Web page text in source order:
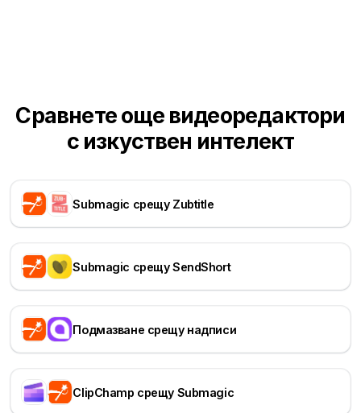
Сравнете още видеоредактори
с изкуствен интелект
Submagic срещу Zubtitle
Submagic срещу SendShort
Подмазване срещу надписи
ClipChamp срещу Submagic